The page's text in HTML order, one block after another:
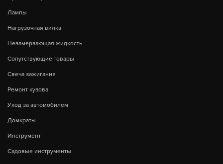
Лампы
Нагрузочная вилка
Незамерзающая жидкость
Сопутствующие товары
Свеча зажигания
Ремонт кузова
Уход за автомобилем
Домкраты
Инструмент
Садовые инструменты